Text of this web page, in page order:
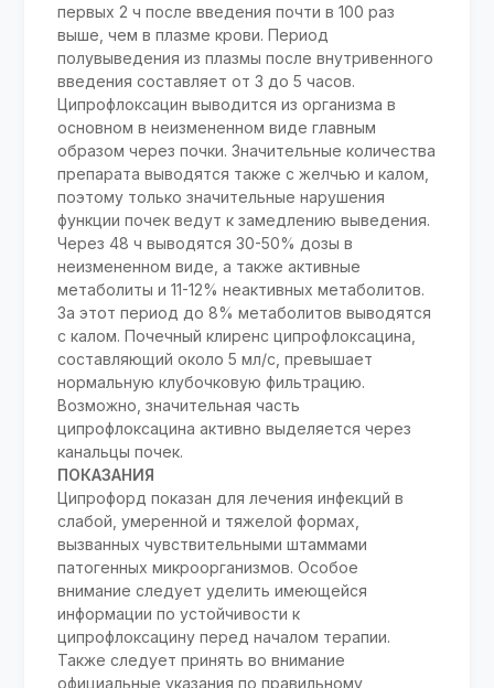
первых 2 ч после введения почти в 100 раз
выше, чем в плазме крови. Период
полувыведения из плазмы после внутривенного
введения составляет от 3 до 5 часов.
Ципрофлоксацин выводится из организма в
основном в неизмененном виде главным
образом через почки. Значительные количества
препарата выводятся также с желчью и калом,
поэтому только значительные нарушения
функции почек ведут к замедлению выведения.
Через 48 ч выводятся 30-50% дозы в
неизмененном виде, а также активные
метаболиты и 11-12% неактивных метаболитов.
За этот период до 8% метаболитов выводятся
с калом. Почечный клиренс ципрофлоксацина,
составляющий около 5 мл/с, превышает
нормальную клубочковую фильтрацию.
Возможно, значительная часть
ципрофлоксацина активно выделяется через
канальцы почек.
ПОКАЗАНИЯ
Ципрофорд показан для лечения инфекций в
слабой, умеренной и тяжелой формах,
вызванных чувствительными штаммами
патогенных микроорганизмов. Особое
внимание следует уделить имеющейся
информации по устойчивости к
ципрофлоксацину перед началом терапии.
Также следует принять во внимание
официальные указания по правильному